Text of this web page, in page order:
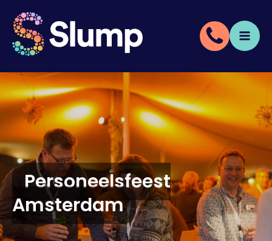
Personeelsfeest
Amsterdam